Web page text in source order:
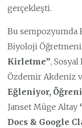
gerçekleşti.
Bu sempozyumda
Biyoloji
Kirletme”,
Özdemir Akdeniz
Eğleniyor,
Janset Müge Altay
Docs & Google